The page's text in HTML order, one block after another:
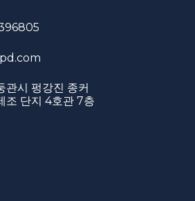
관시 펑강진 종커
조 단지 4호관 7층